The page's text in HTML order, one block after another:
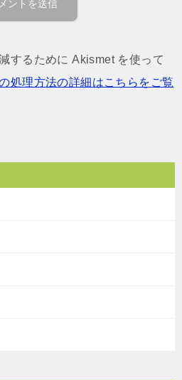
するために Akismet を使って
処理方法の詳細はこちらをご覧